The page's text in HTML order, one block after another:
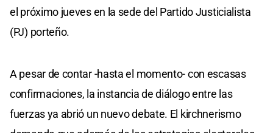
el próximo jueves en la sede del Partido Justicialista
(PJ) porteño.
A pesar de contar -hasta el momento- con escasas
confirmaciones, la instancia de diálogo entre las
fuerzas ya abrió un nuevo debate. El kirchnerismo